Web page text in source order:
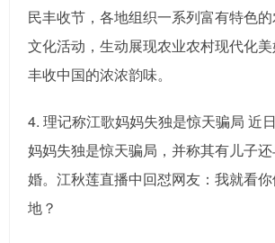
民丰收节，各地组织一系列富有特色
文化活动，生动展现农业农村现代化
丰收中国的浓浓韵味。
4. 理记称江歌妈妈失独是惊天骗局 近
妈妈失独是惊天骗局，并称其有儿子
婚。江秋莲直播中回怼网友：我就看
地？